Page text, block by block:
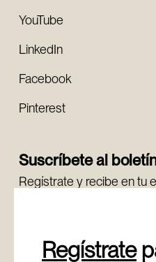
Regístrate
YouTube
LinkedIn
Facebook
Pinterest
Suscríbete al
Regístrate y recibe en tu